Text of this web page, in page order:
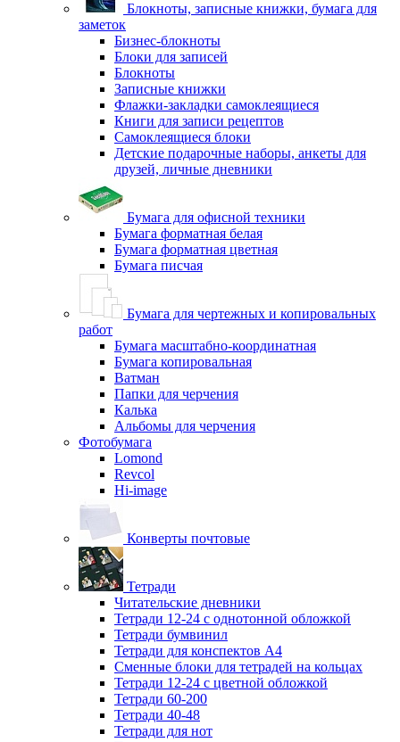
Блокноты, записные книжки, бумага для
заметок
Бизнес-блокноты
Блоки для записей
Блокноты
Записные книжки
Флажки-закладки самоклеящиеся
Книги для записи рецептов
Самоклеящиеся блоки
Детские подарочные наборы, анкеты для
друзей, личные дневники
Бумага для офисной техники
Бумага форматная белая
Бумага форматная цветная
Бумага писчая
Бумага для чертежных и копировальных
работ
Бумага масштабно-координатная
Бумага копировальная
Ватман
Папки для черчения
Калька
Альбомы для черчения
Фотобумага
Lomond
Revcol
Hi-image
Конверты почтовые
Тетради
Читательские дневники
Тетради 12-24 с однотонной обложкой
Тетради бумвинил
Тетради для конспектов А4
Сменные блоки для тетрадей на кольцах
Тетради 12-24 с цветной обложкой
Тетради 60-200
Тетради 40-48
Тетради для нот